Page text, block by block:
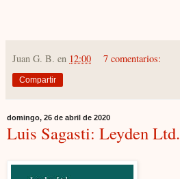
Juan G. B. en 12:00 7 comentarios:
Compartir
domingo, 26 de abril de 2020
Luis Sagasti: Leyden Ltd.